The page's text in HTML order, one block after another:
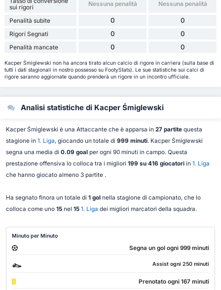
sui rigori
Nessuna penalità Nessuna penalità
Penalità subite 0 0
Rigori Segnati 0 0
Penalità mancate 0 0
Kacper Śmiglewski non ha ancora tirato alcun calcio di rigore in carriera (sulla base di
tutti i dati stagionali in nostro possesso su FootyStats). Le sue statistiche sui calci di
rigore saranno aggiornate quando prenderà un rigore in un incontro ufficiale.
Analisi statistiche di Kacper Śmiglewski
Kacper Śmiglewski è una Attaccante che è apparsa in 27 partitequesta
stagione in 1. Liga, giocando un totale di 999 minuti. Kacper Śmiglewski
segna una media di 0.09 goalper ogni 90 minuti in campo. Questa
prestazione offensiva lo colloca tra i migliori 199 su 416 giocatoriin 1. Liga
che hanno giocato almeno 3 partite .
Ha segnato finora un totale di 1 golnella stagione di campionato, che lo
colloca come uno 15nel 15 1. Liga dei migliori marcatori della squadra.
Minuto per Minuto
Segna un gol ogni 999 minuti
Assist ogni 250 minuti
Prenotato ogni 167 minuti